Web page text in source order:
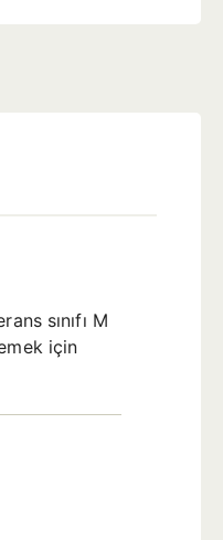
sınıfı M
için